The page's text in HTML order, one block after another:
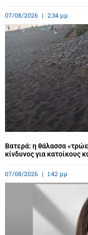
07/08/2026 2:34 μμ
Βατερά: η θάλασσα
κίνδυνος για κατοίκους
07/08/2026 1:42 μμ